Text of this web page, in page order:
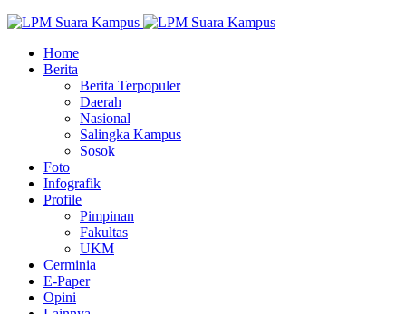
Home
Berita
Berita Terpopuler
Daerah
Nasional
Salingka Kampus
Sosok
Foto
Infografik
Profile
Pimpinan
Fakultas
UKM
Cerminia
E-Paper
Opini